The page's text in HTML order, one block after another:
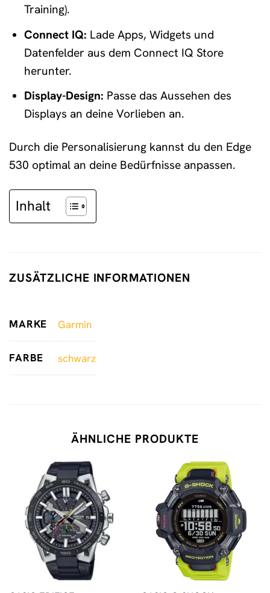
Training).
Connect IQ: Lade Apps, Widgets und
Datenfelder aus dem Connect IQ Store
herunter.
Display-Design: Passe das Aussehen des
Displays an deine Vorlieben an.
Durch die Personalisierung kannst du den Edge
530 optimal an deine Bedürfnisse anpassen.
Inhalt
ZUSÄTZLICHE INFORMATIONEN
MARKE Garmin
FARBE schwarz
ÄHNLICHE PRODUKTE